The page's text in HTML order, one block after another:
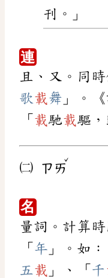
刊。」
連
且、又。同
歌載舞 」。
「 載馳載驅，
㈡ ㄗㄞ
ˇ
名
量詞。計算
「 年 」。如：
五載 」、「 千